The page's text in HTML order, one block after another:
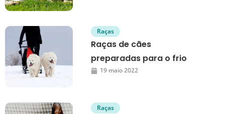
Raças
Raças de cães
preparadas para o frio
19 maio 2022
Raças